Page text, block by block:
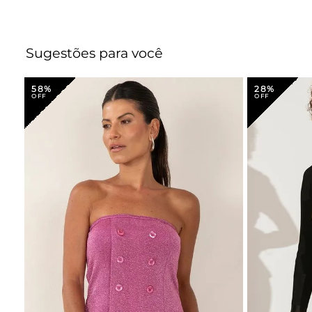
Sugestões para você
58% 28%